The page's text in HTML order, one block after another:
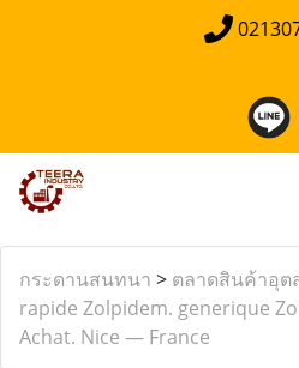
กระดานสนทนา > ตลาดสินค้าอุต
rapide Zolpidem. generique
Achat. Nice — France